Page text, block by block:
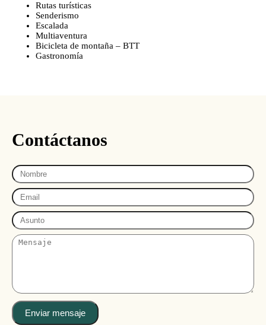
Rutas turísticas
Senderismo
Escalada
Multiaventura
Bicicleta de montaña – BTT
Gastronomía
Contáctanos
Enviar mensaje